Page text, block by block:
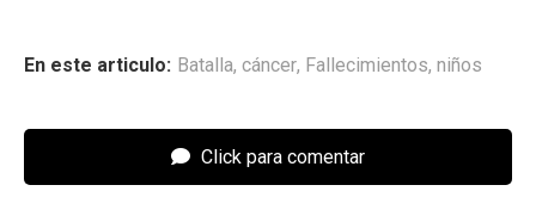
En este articulo: Batalla, cáncer, Fallecimientos, niños
Click para comentar